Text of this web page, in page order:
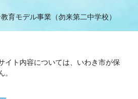
育モデル事業（勿来第二中学校）
イト内容については、いわき市が保
。